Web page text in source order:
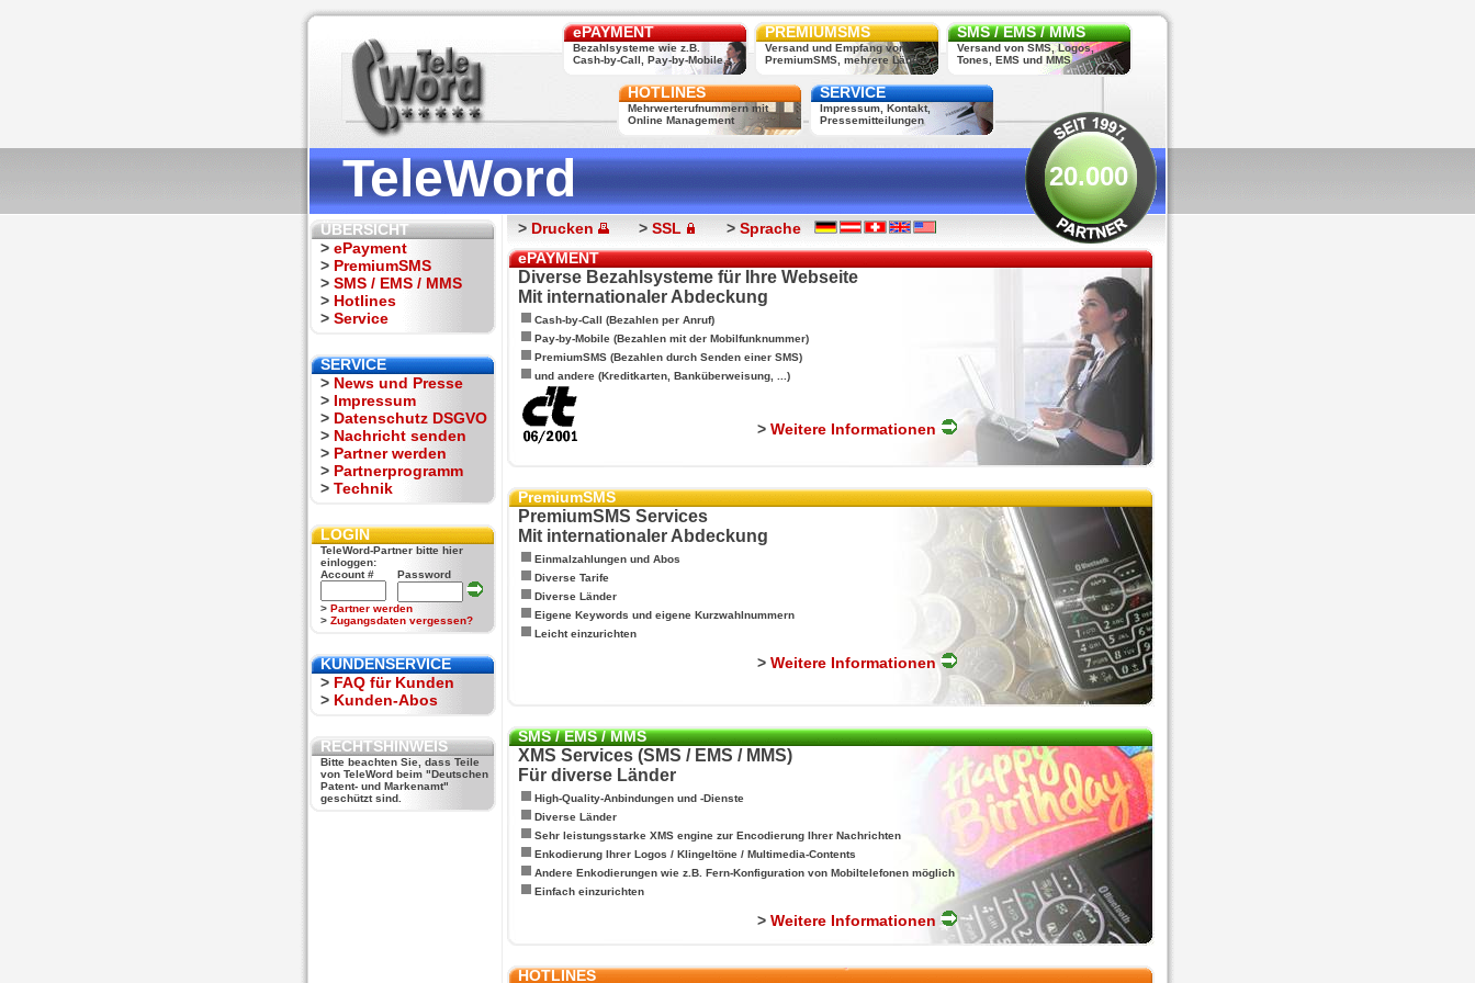
ePAYMENT
Bezahlsysteme wie z.B.
Cash-by-Call, Pay-by-Mobile, ...
PREMIUMSMS
Versand und Empfang von
PremiumSMS, mehrere Länder
SMS / EMS / MMS
Versand von SMS, Logos,
Tones, EMS und MMS
HOTLINES
Mehrwerterufnummern mit
Online Management
SERVICE
Impressum, Kontakt,
Pressemitteilungen
TeleWord 20.000
ÜBERSICHT
> ePayment
> PremiumSMS
> SMS / EMS / MMS
> Hotlines
> Service
SERVICE
> News und Presse
> Impressum
> Datenschutz DSGVO
> Nachricht senden
> Partner werden
> Partnerprogramm
> Technik
LOGIN
TeleWord-Partner bitte hier
einloggen:
Account #
Password
> Partner werden
> Zugangsdaten vergessen?
KUNDENSERVICE
> FAQ für Kunden
> Kunden-Abos
RECHTSHINWEIS
Bitte beachten Sie, dass Teile
von TeleWord beim "Deutschen
Patent- und Markenamt"
geschützt sind.
> Drucken > SSL > Sprache
ePAYMENT
Diverse Bezahlsysteme für Ihre Webseite
Mit internationaler Abdeckung
Cash-by-Call (Bezahlen per Anruf)
Pay-by-Mobile (Bezahlen mit der Mobilfunknummer)
PremiumSMS (Bezahlen durch Senden einer SMS)
und andere (Kreditkarten, Banküberweisung, ...)
> Weitere Informationen
PremiumSMS
PremiumSMS Services
Mit internationaler Abdeckung
Einmalzahlungen und Abos
Diverse Tarife
Diverse Länder
Eigene Keywords und eigene Kurzwahlnummern
Leicht einzurichten
> Weitere Informationen
SMS / EMS / MMS
XMS Services (SMS / EMS / MMS)
Für diverse Länder
High-Quality-Anbindungen und -Dienste
Diverse Länder
Sehr leistungsstarke XMS engine zur Encodierung Ihrer Nachrichten
Enkodierung Ihrer Logos / Klingeltöne / Multimedia-Contents
Andere Enkodierungen wie z.B. Fern-Konfiguration von Mobiltelefonen möglich
Einfach einzurichten
> Weitere Informationen
HOTLINES